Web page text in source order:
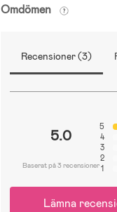
Omdömen
Recensioner (3)
5.0
Baserat på 3 recensioner
5
4
3
2
1
Lämna